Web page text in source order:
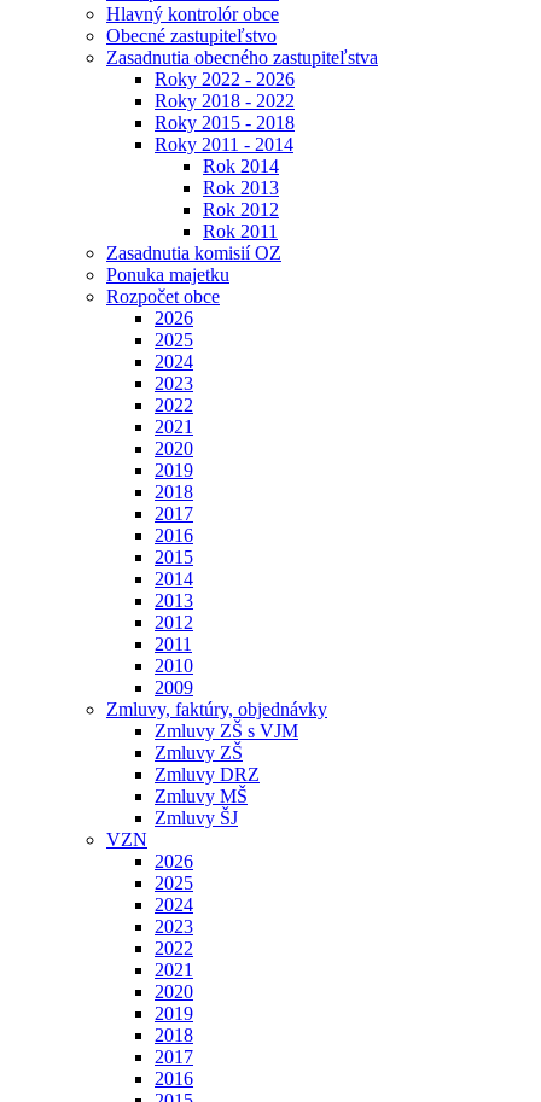
Hlavný kontrolór obce
Obecné zastupiteľstvo
Zasadnutia obecného zastupiteľstva
Roky 2022 - 2026
Roky 2018 - 2022
Roky 2015 - 2018
Roky 2011 - 2014
Rok 2014
Rok 2013
Rok 2012
Rok 2011
Zasadnutia komisií OZ
Ponuka majetku
Rozpočet obce
2026
2025
2024
2023
2022
2021
2020
2019
2018
2017
2016
2015
2014
2013
2012
2011
2010
2009
Zmluvy, faktúry, objednávky
Zmluvy ZŠ s VJM
Zmluvy ZŠ
Zmluvy DRZ
Zmluvy MŠ
Zmluvy ŠJ
VZN
2026
2025
2024
2023
2022
2021
2020
2019
2018
2017
2016